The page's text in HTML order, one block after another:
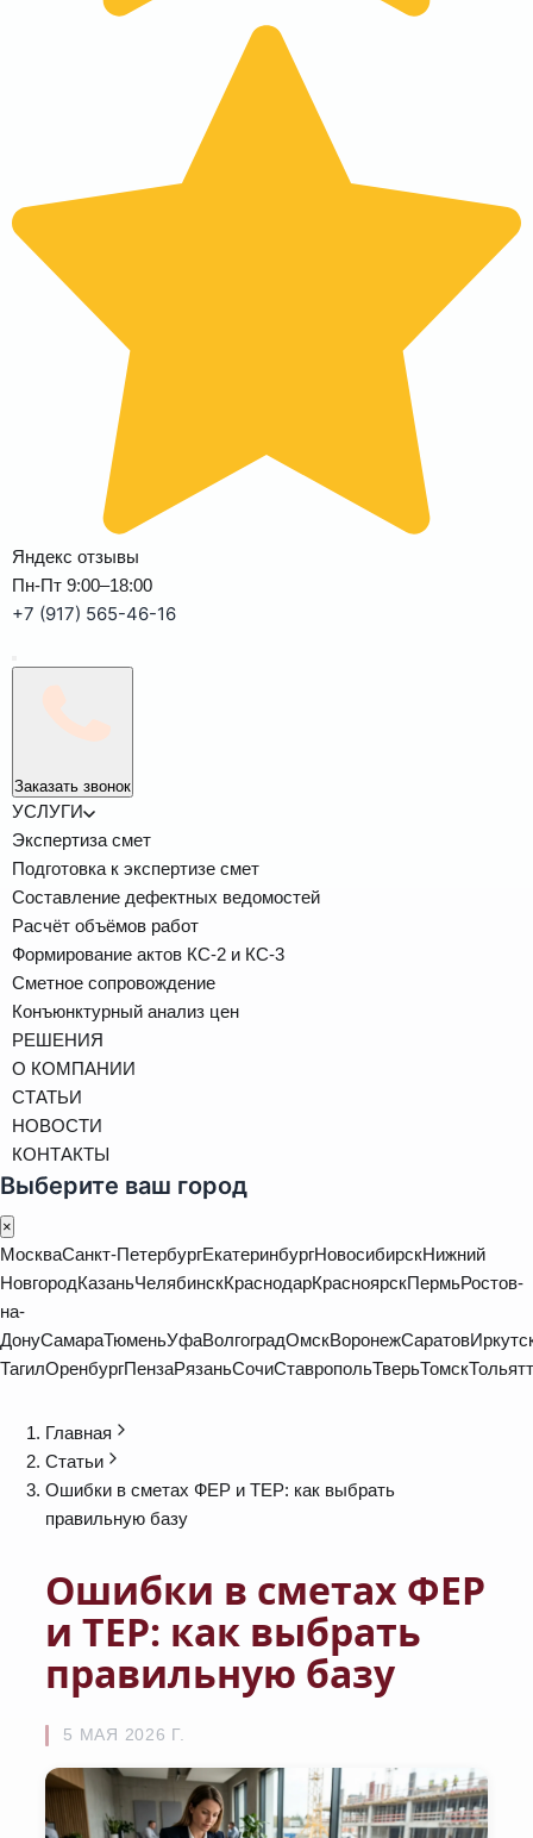
Яндекс отзывы
Пн-Пт 9:00–18:00
+7 (917) 565-46-16
Заказать звонок
УСЛУГИ
Экспертиза смет
Подготовка к экспертизе смет
Составление дефектных ведомостей
Расчёт объёмов работ
Формирование актов КС-2 и КС-3
Сметное сопровождение
Конъюнктурный анализ цен
РЕШЕНИЯ
О КОМПАНИИ
СТАТЬИ
НОВОСТИ
КОНТАКТЫ
Выберите ваш город
×
МоскваСанкт-ПетербургЕкатеринбургНовосибирскНижний
НовгородКазаньЧелябинскКраснодарКрасноярскПермьРостов-
на-
ДонуСамараТюменьУфаВолгоградОмскВоронежСаратов
ТагилОренбургПензаРязаньСочиСтавропольТверьТомск
Главная
Статьи
Ошибки в сметах ФЕР и ТЕР: как выбрать
правильную базу
Ошибки в сметах ФЕР
и ТЕР: как выбрать
правильную базу
5 МАЯ 2026 Г.